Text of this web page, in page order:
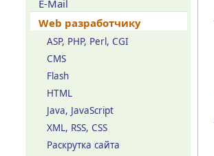
E-Mail
Web разработчику
ASP, PHP, Perl, CGI
CMS
Flash
HTML
Java, JavaScript
XML, RSS, CSS
Раскрутка сайта